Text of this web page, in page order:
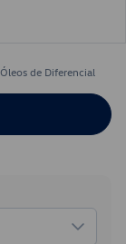
Óleos de Diferencial